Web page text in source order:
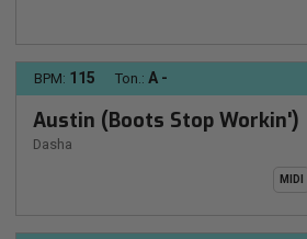
BPM: 115 Ton.: A -
Austin (Boots Stop Workin')
Dasha
MIDI